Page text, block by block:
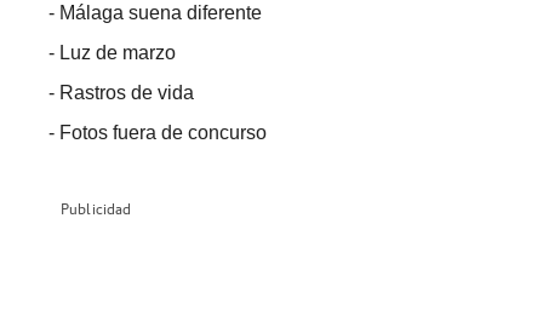
- Málaga suena diferente
- Luz de marzo
- Rastros de vida
- Fotos fuera de concurso
Publicidad